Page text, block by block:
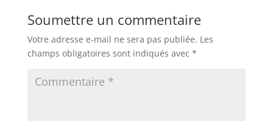
Soumettre un commentaire
Votre adresse e-mail ne sera pas publiée. Les
champs obligatoires sont indiqués avec *